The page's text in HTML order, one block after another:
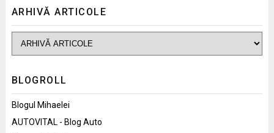
ARHIVĂ ARTICOLE
BLOGROLL
Blogul Mihaelei
AUTOVITAL - Blog Auto